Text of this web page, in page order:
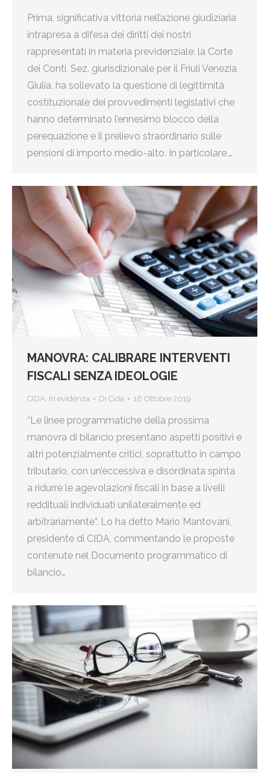
Prima, significativa vittoria nell’azione giudiziaria
intrapresa a difesa dei diritti dei nostri
rappresentati in materia previdenziale: la Corte
dei Conti, Sez. giurisdizionale per il Friuli Venezia
Giulia, ha sollevato la questione di legittimità
costituzionale dei provvedimenti legislativi che
hanno determinato l’ennesimo blocco della
perequazione e il prelievo straordinario sulle
pensioni di importo medio-alto. In particolare,…
MANOVRA: CALIBRARE INTERVENTI
FISCALI SENZA IDEOLOGIE
CIDA, In evidenza Di Cida 18 Ottobre 2019
“Le linee programmatiche della prossima
manovra di bilancio presentano aspetti positivi e
altri potenzialmente critici, soprattutto in campo
tributario, con un’eccessiva e disordinata spinta
a ridurre le agevolazioni fiscali in base a livelli
reddituali individuati unilateralmente ed
arbitrariamente”. Lo ha detto Mario Mantovani,
presidente di CIDA, commentando le proposte
contenute nel Documento programmatico di
bilancio…